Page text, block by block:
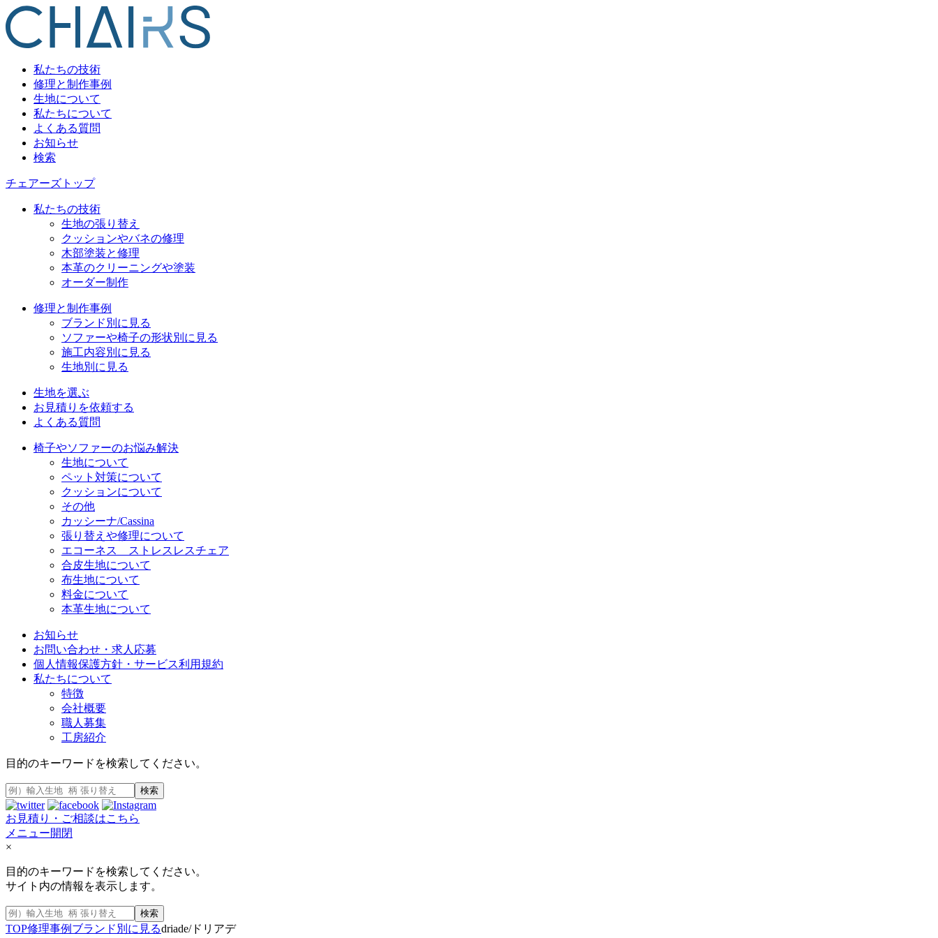
私たちの技術
修理と制作事例
生地について
私たちについて
よくある質問
お知らせ
検索
チェアーズトップ
私たちの技術
生地の張り替え
クッションやバネの修理
木部塗装と修理
本革のクリーニングや塗装
オーダー制作
修理と制作事例
ブランド別に見る
ソファーや椅子の形状別に見る
施工内容別に見る
生地別に見る
生地を選ぶ
お見積りを依頼する
よくある質問
椅子やソファーのお悩み解決
生地について
ペット対策について
クッションについて
その他
カッシーナ/Cassina
張り替えや修理について
エコーネス ストレスレスチェア
合皮生地について
布生地について
料金について
本革生地について
お知らせ
お問い合わせ・求人応募
個人情報保護方針・サービス利用規約
私たちについて
特徴
会社概要
職人募集
工房紹介
目的のキーワードを検索してください。
検索
お見積り・ご相談はこちら
メニュー開閉
×
目的のキーワードを検索してください。
サイト内の情報を表示します。
検索
TOP修理事例 ブランド別に見るdriade/ドリアデ